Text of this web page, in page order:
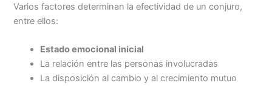
Varios factores determinan la efectividad de un conjuro,
entre ellos:
Estado emocional inicial
La relación entre las personas involucradas
La disposición al cambio y al crecimiento mutuo